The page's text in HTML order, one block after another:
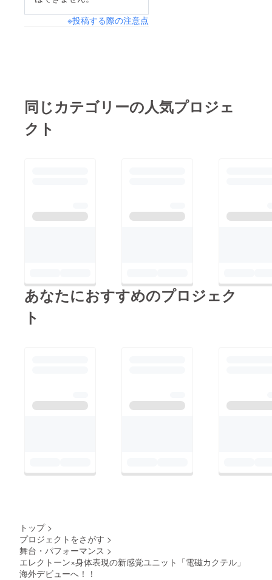
◆チケット:2,500円→
欄にてお名前、人数、
観覧日をお知らせくだ
ケーションの壁を乗り
た。これからもワール
に・・！ 沢山のご支
のコラボを予定してお
ります！ どうぞお楽
美しくアレンジしたオ
ご支援、どうぞよろし
くお願いいたしま
※投稿する際の注意点
同じカテゴリーの人気プロジェ
クト
あなたにおすすめのプロジェク
ト
トップ >
プロジェクトをさがす >
舞台・パフォーマンス >
エレクトーン×身体表現の新感覚ユニット「電磁カクテル」
海外デビューへ！！